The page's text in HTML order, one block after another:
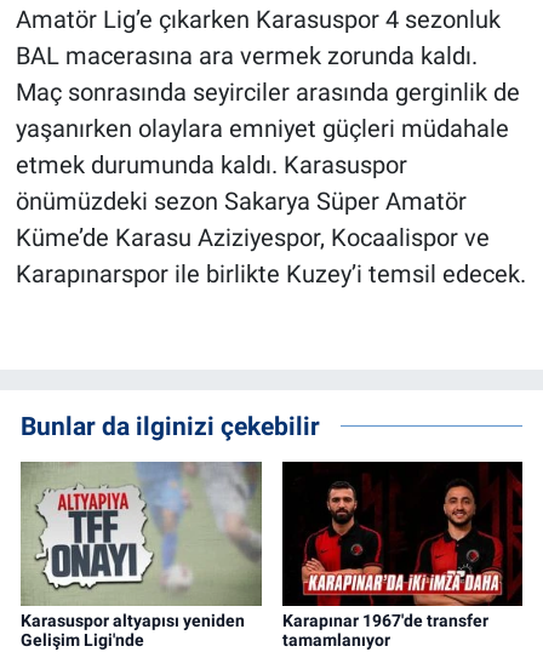
Amatör Lig’e çıkarken Karasuspor 4 sezonluk
BAL macerasına ara vermek zorunda kaldı.
Maç sonrasında seyirciler arasında gerginlik de
yaşanırken olaylara emniyet güçleri müdahale
etmek durumunda kaldı. Karasuspor
önümüzdeki sezon Sakarya Süper Amatör
Küme’de Karasu Aziziyespor, Kocaalispor ve
Karapınarspor ile birlikte Kuzey’i temsil edecek.
Bunlar da ilginizi çekebilir
Karasuspor altyapısı yeniden
Gelişim Ligi'nde
Karapınar 1967'de transfer
tamamlanıyor